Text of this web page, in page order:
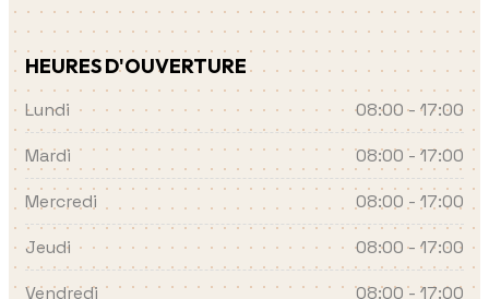
HEURES D'OUVERTURE
Lundi
08:00 - 17:00
Mardi
08:00 - 17:00
Mercredi
08:00 - 17:00
Jeudi
08:00 - 17:00
Vendredi
08:00 - 17:00